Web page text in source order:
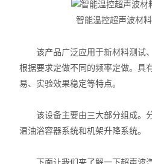
智能温控超声波材
该产品广泛应用于新材料测试
根据要求定做不同的频率定做。具
易、实验效果稳定等特点。
该设备主要由三大部分组成。
温油浴容器系统和机架升降系统。